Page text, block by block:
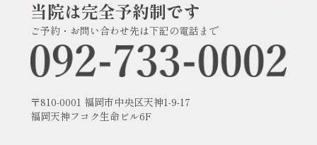
当院は完全予約制です
ご予約・お問い合わせ先は下記の電話まで
〒810-0001 福岡市中央区天神1-9-17
福岡天神フコク生命ビル6F